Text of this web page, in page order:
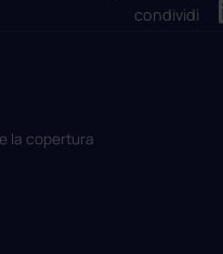
condividi
la copertura